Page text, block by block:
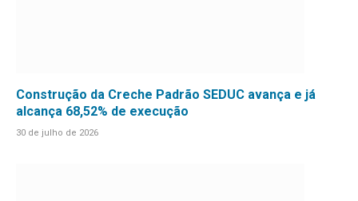
Construção da Creche Padrão SEDUC avança e já
alcança 68,52% de execução
30 de julho de 2026